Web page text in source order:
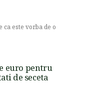
este vorba de o
euro pentru
de seceta